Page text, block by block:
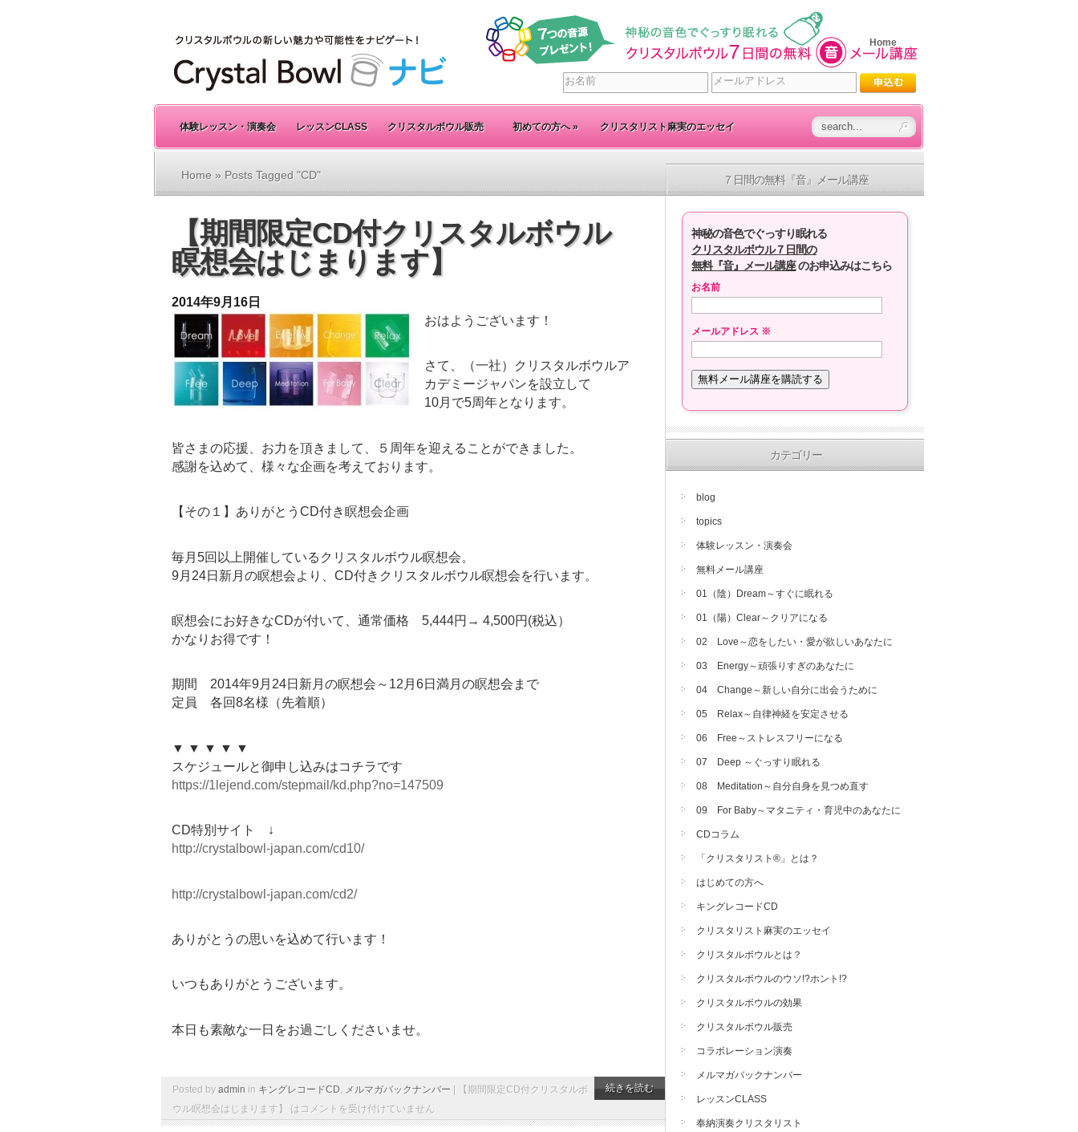
Home
体験レッスン・演奏会 レッスンCLASS クリスタルボウル販売 初めての方へ» クリスタリスト麻実のエッセイ
Home » Posts Tagged "CD"
【期間限定CD付クリスタルボウル
瞑想会はじまります】
2014年9月16日
おはようございます！
さて、（一社）クリスタルボウルア
カデミージャパンを設立して
10月で5周年となります。
皆さまの応援、お力を頂きまして、５周年を迎えることができました。
感謝を込めて、様々な企画を考えております。
【その１】ありがとうCD付き瞑想会企画
毎月5回以上開催しているクリスタルボウル瞑想会。
9月24日新月の瞑想会より、CD付きクリスタルボウル瞑想会を行います。
瞑想会にお好きなCDが付いて、通常価格 5,444円→ 4,500円(税込）
かなりお得です！
期間 2014年9月24日新月の瞑想会～12月6日満月の瞑想会まで
定員 各回8名様（先着順）
▼ ▼ ▼ ▼ ▼
スケジュールと御申し込みはコチラです
https://1lejend.com/stepmail/kd.php?no=147509
CD特別サイト ↓
http://crystalbowl-japan.com/cd10/
http://crystalbowl-japan.com/cd2/
ありがとうの思いを込めて行います！
いつもありがとうございます。
本日も素敵な一日をお過ごしくださいませ。
Posted by admin in キングレコードCD, メルマガバックナンバー
【期間限定CD付クリスタルボ
ウル瞑想会はじまります】 は コメントを受け付けていません
続きを読む
７日間の無料『音』メール講座
神秘の音色でぐっすり眠れる
クリスタルボウル７日間の
無料『音』メール講座のお申込みはこちら
お名前
メールアドレス ※
カテゴリー
blog
topics
体験レッスン・演奏会
無料メール講座
01（陰）Dream～すぐに眠れる
01（陽）Clear～クリアになる
02 Love～恋をしたい・愛が欲しいあなたに
03 Energy～頑張りすぎのあなたに
04 Change～新しい自分に出会うために
05 Relax～自律神経を安定させる
06 Free～ストレスフリーになる
07 Deep ～ぐっすり眠れる
08 Meditation～自分自身を見つめ直す
09 For Baby～マタニティ・育児中のあなたに
CDコラム
「クリスタリスト®」とは？
はじめての方へ
キングレコードCD
クリスタリスト麻実のエッセイ
クリスタルボウルとは？
クリスタルボウルのウソ!?ホント!?
クリスタルボウルの効果
クリスタルボウル販売
コラボレーション演奏
メルマガバックナンバー
レッスンCLASS
奉納演奏クリスタリスト